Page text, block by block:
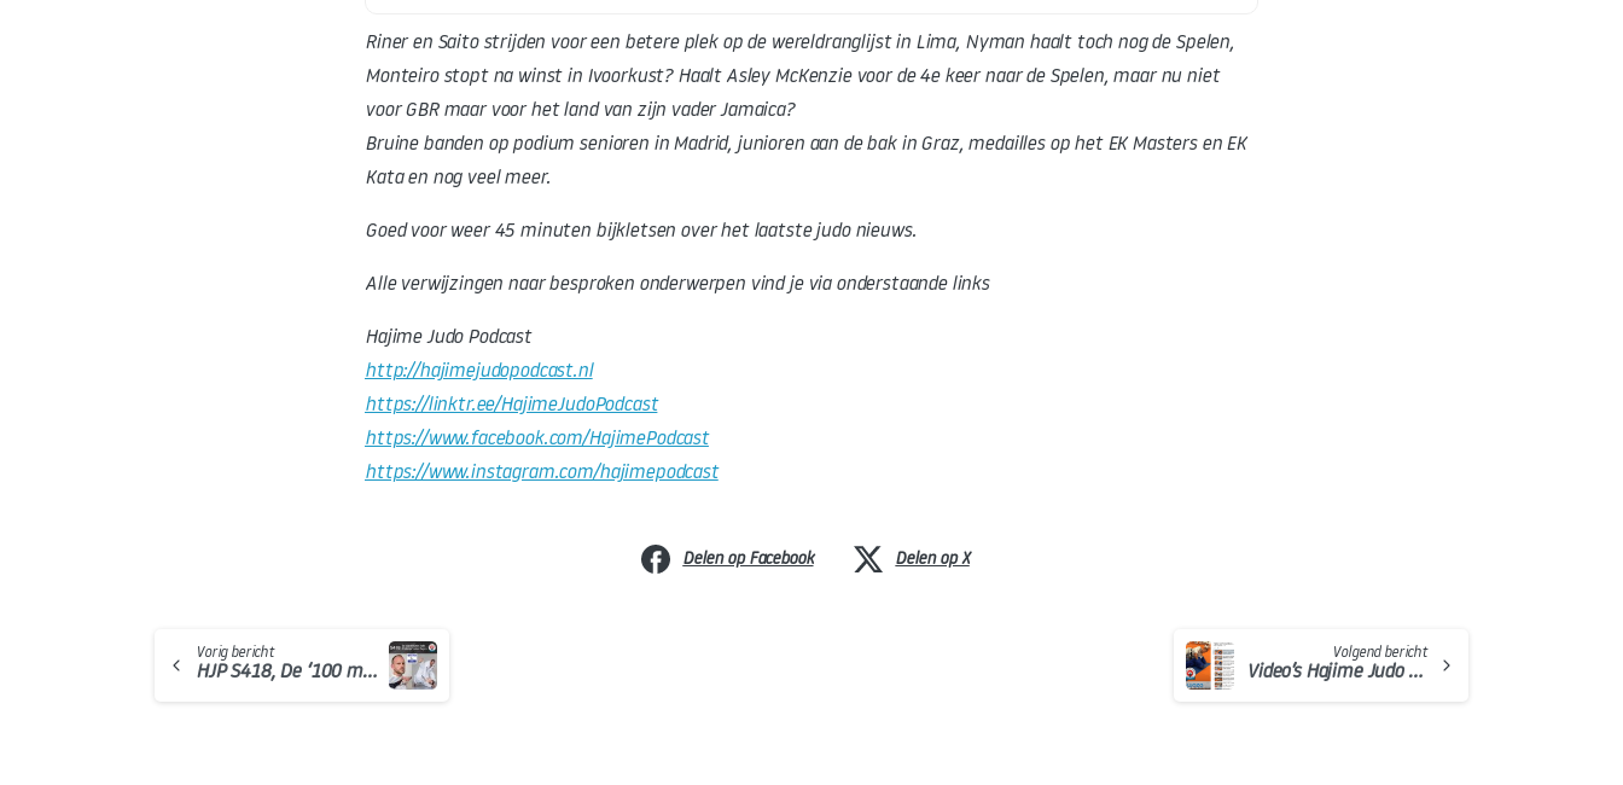
Riner en Saito strijden voor een betere plek op de wereldranglijst in Lima, Nyman haalt toch nog de Spelen,
Monteiro stopt na winst in Ivoorkust? Haalt Asley McKenzie voor de 4e keer naar de Spelen, maar nu niet
voor GBR maar voor het land van zijn vader Jamaica?
Bruine banden op podium senioren in Madrid, junioren aan de bak in Graz, medailles op het EK Masters en EK
Kata en nog veel meer.
Goed voor weer 45 minuten bijkletsen over het laatste judo nieuws.
Alle verwijzingen naar besproken onderwerpen vind je via onderstaande links
Hajime Judo Podcast
http://hajimejudopodcast.nl
https://linktr.ee/HajimeJudoPodcast
https://www.facebook.com/HajimePodcast
https://www.instagram.com/hajimepodcast
Delen op Facebook Delen op X
Continue
Vorig bericht
HJP S418, De ‘100 minuten Judo Challenge’ van Johan Zagers
Volgend bericht
Video’s Hajime Judo Podcast Event staan online